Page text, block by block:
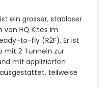
ein grosser, stabloser
von HQ Kites im
to-fly (R2F). Er ist
mit 2 Tunneln zur
mit applizierten
teilweise